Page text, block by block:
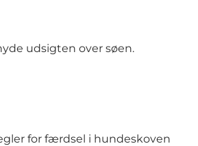
udsigten over søen.
for færdsel i hundeskoven